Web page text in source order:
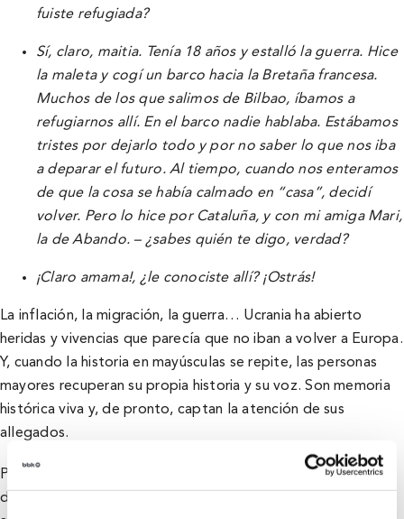
fuiste refugiada?
Sí, claro, maitia. Tenía 18 años y estalló la guerra. Hice
la maleta y cogí un barco hacia la Bretaña francesa.
Muchos de los que salimos de Bilbao, íbamos a
refugiarnos allí. En el barco nadie hablaba. Estábamos
tristes por dejarlo todo y por no saber lo que nos iba
a deparar el futuro. Al tiempo, cuando nos enteramos
de que la cosa se había calmado en “casa”, decidí
volver. Pero lo hice por Cataluña, y con mi amiga Mari,
la de Abando. – ¿sabes quién te digo, verdad?
¡Claro amama!, ¿le conociste allí? ¡Ostrás!
La inflación, la migración, la guerra… Ucrania ha abierto
heridas y vivencias que parecía que no iban a volver a Europa.
Y, cuando la historia en mayúsculas se repite, las personas
mayores recuperan su propia historia y su voz. Son memoria
histórica viva y, de pronto, captan la atención de sus
allegados.
Porque, acuciados por cierta falta de empatía y algunas
dosis de edadismo, es frecuente que cuando el aitite o la